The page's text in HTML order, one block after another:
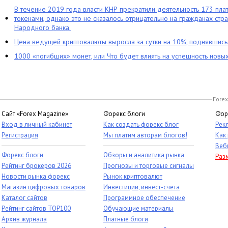
В течение 2019 года власти КНР прекратили деятельность 173
токенами, однако это не сказалось отрицательно на гражданах
Народного банка.
Цена ведущей криптовалюты выросла за сутки на 10%,
1000 «погибших» монет, или Что будет влиять на успешность
Сайт «Forex Magazine»
Вход в личный кабинет
Регистрация
Форекс блоги
Рейтинг брокеров 2026
Новости рынка форекс
Магазин цифровых товаров
Каталог сайтов
Рейтинг сайтов TOP100
Архив журнала
Форекс блоги
Как создать форекс блог
Мы платим авторам блогов!
Обзоры и аналитика рынка
Прогнозы и торговые сигналы
Рынок криптовалют
Инвестиции, инвест-счета
Программное обеспечение
Обучающие материалы
Платные блоги
Как